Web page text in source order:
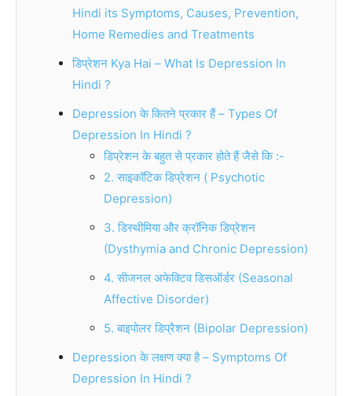
Hindi its Symptoms, Causes, Prevention,
Home Remedies and Treatments
डिप्रेशन Kya Hai – What Is Depression In
Hindi ?
Depression के कितने प्रकार हैं – Types Of
Depression In Hindi ?
डिप्रेशन के बहुत से प्रकार होते हैं जैसे कि :-
2. साइकॉटिक डिप्रेशन ( Psychotic
Depression)
3. डिस्थीमिया और क्रॉनिक डिप्रेशन
(Dysthymia and Chronic Depression)
4. सीजनल अफेक्टिव डिसऑर्डर (Seasonal
Affective Disorder)
5. बाइपोलर डिप्रैशन (Bipolar Depression)
Depression के लक्षण क्या है – Symptoms Of
Depression In Hindi ?